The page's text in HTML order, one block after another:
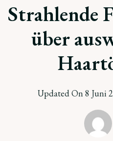
Strahlende
über
Updated On8 Juni